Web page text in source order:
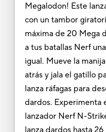
Megalodon! Este
con un tambor
máxima de 20 Mega
a tus batallas Nerf
igual. Mueve la
atrás y jala el gatillo
lanza ráfagas para
dardos. Experimenta
lanzador Nerf N-
lanza dardos hasta